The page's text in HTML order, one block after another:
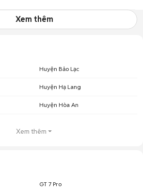
Xem thêm
Huyện Bảo Lạc
Huyện Hạ Lang
Huyện Hòa An
Xem thêm
GT 7 Pro